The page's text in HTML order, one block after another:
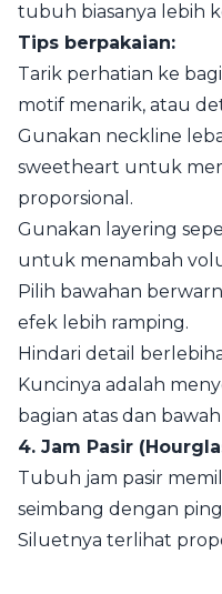
tubuh biasanya lebih
Tips berpakaian:
Tarik perhatian ke
motif menarik, atau
Gunakan neckline
sweetheart untuk
proporsional.
Gunakan layering
untuk menambah
Pilih bawahan
efek lebih ramping.
Hindari detail
Kuncinya adalah
bagian atas dan
4. Jam Pasir
Tubuh jam pasir
seimbang dengan
Siluetnya terlihat